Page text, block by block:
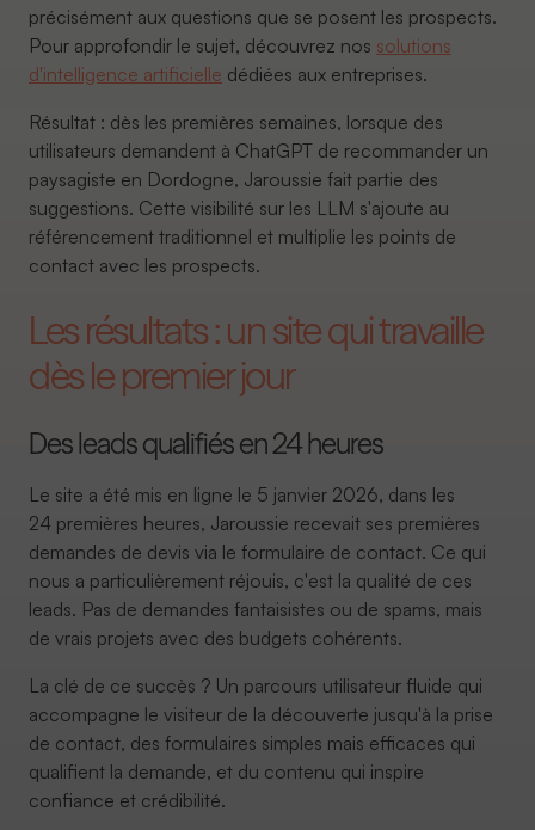
précisément aux questions que se posent les prospects.
Pour approfondir le sujet, découvrez nos solutions
d'intelligence artificielle dédiées aux entreprises.
Résultat : dès les premières semaines, lorsque des
utilisateurs demandent à ChatGPT de recommander un
paysagiste en Dordogne, Jaroussie fait partie des
suggestions. Cette visibilité sur les LLM s'ajoute au
référencement traditionnel et multiplie les points de
contact avec les prospects.
Les résultats : un site qui travaille
dès le premier jour
Des leads qualifiés en 24 heures
Le site a été mis en ligne le 5 janvier 2026, dans les
24 premières heures, Jaroussie recevait ses premières
demandes de devis via le formulaire de contact. Ce qui
nous a particulièrement réjouis, c'est la qualité de ces
leads. Pas de demandes fantaisistes ou de spams, mais
de vrais projets avec des budgets cohérents.
La clé de ce succès ? Un parcours utilisateur fluide qui
accompagne le visiteur de la découverte jusqu'à la prise
de contact, des formulaires simples mais efficaces qui
qualifient la demande, et du contenu qui inspire
confiance et crédibilité.